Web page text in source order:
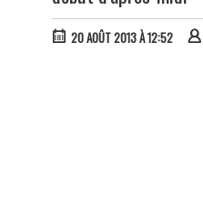
20 AOÛT 2013 À 12:52